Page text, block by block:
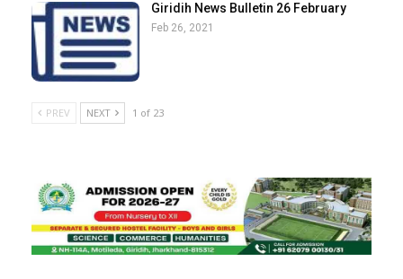
Giridih News Bulletin 26 February
Feb 26, 2021
PREV NEXT 1 of 23